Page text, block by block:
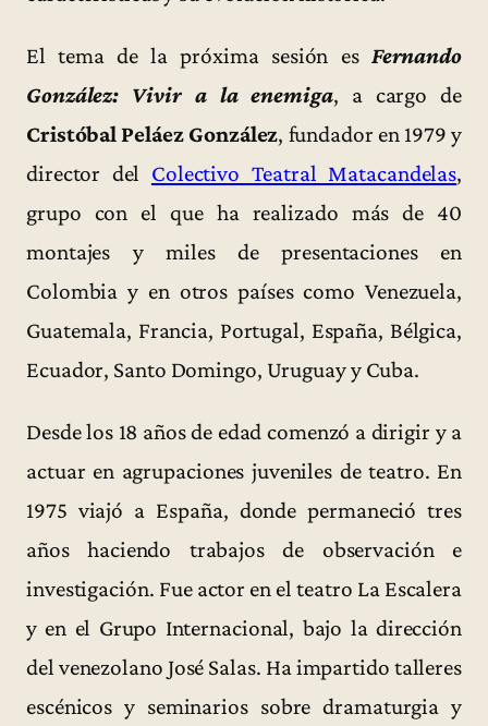
El tema de la próxima sesión es Fernando
González: Vivir a la enemiga, a cargo de
Cristóbal Peláez González, fundador en 1979 y
director del Colectivo Teatral Matacandelas,
grupo con el que ha realizado más de 40
montajes y miles de presentaciones en
Colombia y en otros países como Venezuela,
Guatemala, Francia, Portugal, España, Bélgica,
Ecuador, Santo Domingo, Uruguay y Cuba.
Desde los 18 años de edad comenzó a dirigir y a
actuar en agrupaciones juveniles de teatro. En
1975 viajó a España, donde permaneció tres
años haciendo trabajos de observación e
investigación. Fue actor en el teatro La Escalera
y en el Grupo Internacional, bajo la dirección
del venezolano José Salas. Ha impartido talleres
escénicos y seminarios sobre dramaturgia y